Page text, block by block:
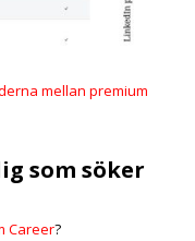
mellan premium
som söker
Career?